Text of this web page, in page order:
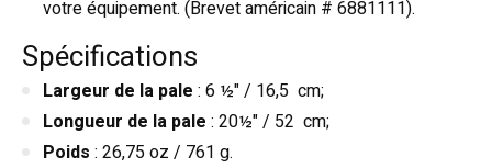
votre équipement. (Brevet américain # 6881111).
Spécifications
Largeur de la pale : 6 ½" / 16,5 cm;
Longueur de la pale : 20½" / 52 cm;
Poids : 26,75 oz / 761 g.